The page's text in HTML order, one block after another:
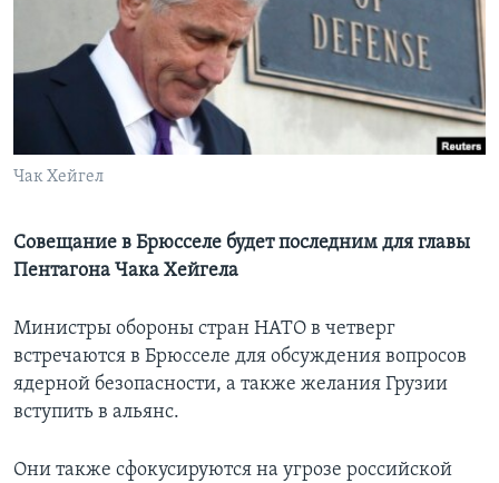
Learning English
СОЦИАЛЬНЫЕ СЕТИ
Чак Хейгел
Совещание в Брюсселе будет последним для главы
Пентагона Чака Хейгела
Министры обороны стран НАТО в четверг
встречаются в Брюсселе для обсуждения вопросов
ядерной безопасности, а также желания Грузии
вступить в альянс.
Они также сфокусируются на угрозе российской